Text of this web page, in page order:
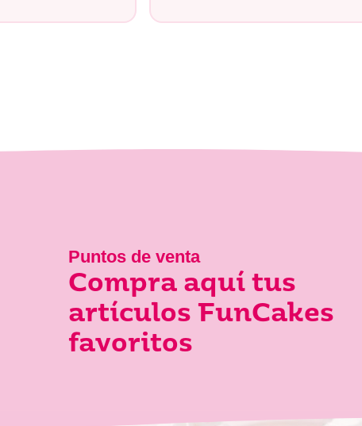
Puntos de venta
Compra aquí tus
artículos FunCakes
favoritos